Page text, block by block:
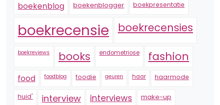
boekenblog boekenblogger boekpresentatie
boekrecensie boekrecensies
boekreviews books endometriose fashion
food foodblog foodie geuren haar haarmode
huid' interview interviews make-up